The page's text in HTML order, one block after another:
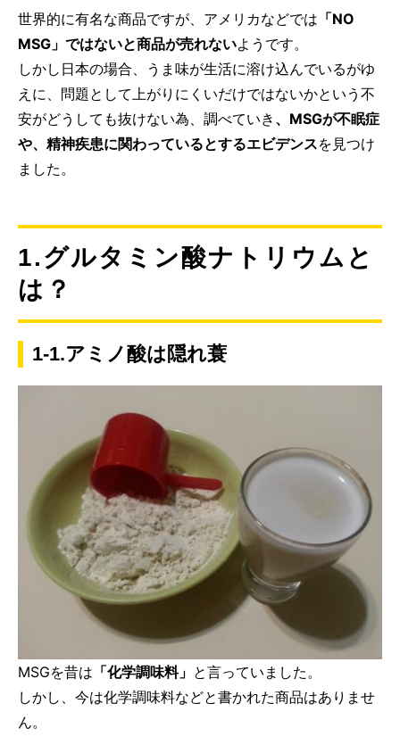
世界的に有名な商品ですが、アメリカなどでは 「NO
MSG」ではないと商品が売れないようです。
しかし日本の場合、うま味が生活に溶け込んでいるがゆ
えに、問題として上がりにくいだけではないかという不
安がどうしても抜けない為、調べていき 、MSGが不眠症
や、精神疾患に関わっているとするエビデンスを見つけ
ました。
1.グルタミン酸ナトリウムと
は？
1-1.アミノ酸は隠れ蓑
MSGを昔は 「化学調味料」 と言っていました。
しかし、今は化学調味料などと書かれた商品はありませ
ん。